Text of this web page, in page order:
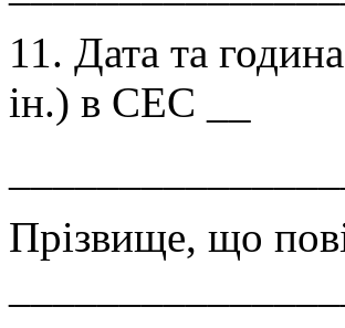
11. Дата та
ін.) в СЕС __
Прізвище, що